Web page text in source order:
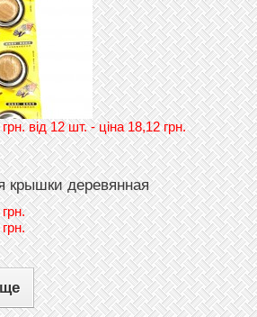
вiд 12 шт. - цiна 18,12 грн.
крышки деревянная